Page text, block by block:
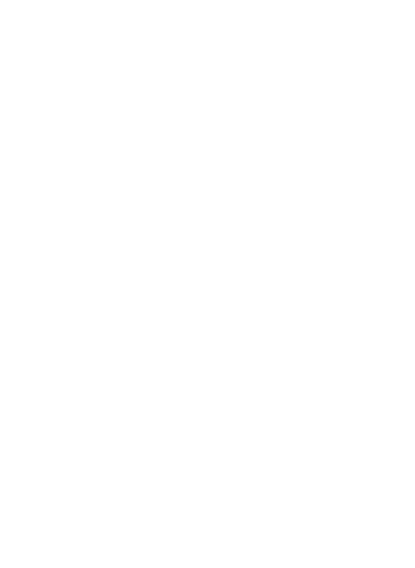
for barnet og familien! Om jobben